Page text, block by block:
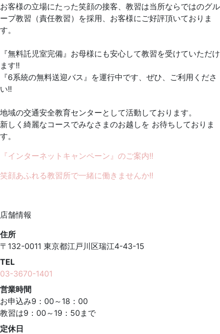
お客様の立場にたった笑顔の接客、教習は当所ならではのグル
ープ教習（責任教習）を採用、お客様にご好評頂いておりま
す。
『無料託児室完備』お母様にも安心して教習を受けていただけ
ます!!
『6系統の無料送迎バス』を運行中です、ぜひ、ご利用くださ
い!!
地域の交通安全教育センターとして活動しております。
新しく綺麗なコースでみなさまのお越しを お待ちしておりま
す。
『インターネットキャンペーン』のご案内!!
笑顔あふれる教習所で一緒に働きませんか!!
店舗情報
住所
〒132-0011 東京都江戸川区瑞江4-43-15
TEL
03-3670-1401
営業時間
お申込み9：00～18：00
教習は9：00～19：50まで
定休日